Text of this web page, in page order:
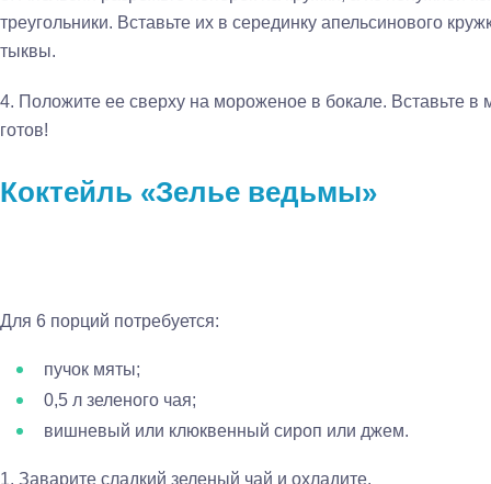
треугольники. Вставьте их в серединку апельсинового
тыквы.
4. Положите ее сверху на мороженое в бокале. Вставьте в
готов!
Коктейль «Зелье ведьмы»
Для 6 порций потребуется:
пучок мяты;
0,5 л зеленого чая;
вишневый или клюквенный сироп или джем.
1. Заварите сладкий зеленый чай и охладите.